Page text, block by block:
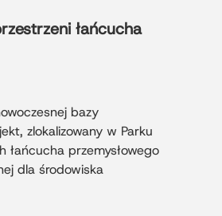
warsztatowej ze
łańcucha
bazy
zlokalizowany w Parku
łańcucha przemysłowego
dla środowiska